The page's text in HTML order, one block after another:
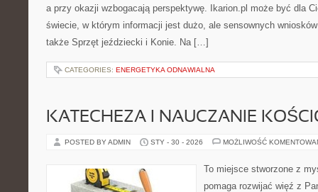
a przy okazji wzbogacają perspektywę. Ikarion.pl może być dla
świecie, w którym informacji jest dużo, ale sensownych
także Sprzęt jeździecki i Konie. Na […]
CATEGORIES: ENERGETYKA ODNAWIALNA
KATECHEZA I NAUCZANIE
POSTED BY ADMIN STY - 30 - 2026 MOŻLIWOŚĆ
To miejsce stworzone z
pomaga rozwijać więź z